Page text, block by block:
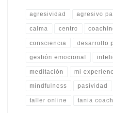
agresividad agresivo
calma centro
consciencia desarrollo
gestión emocional
meditación mi
mindfulness pasividad
taller online tania